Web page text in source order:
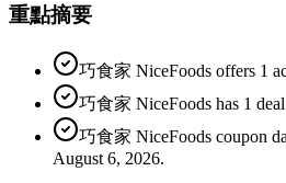
重點摘要
巧食家 NiceFoods offers 1
巧食家 NiceFoods has 1
巧食家 NiceFoods coupon
August 6, 2026.